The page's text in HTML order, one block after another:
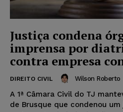
Justiça condena
imprensa por
contra empresa
DIREITO CIVIL Wilson Roberto
A 1ª Câmara Civil do TJ
de Brusque que condenou